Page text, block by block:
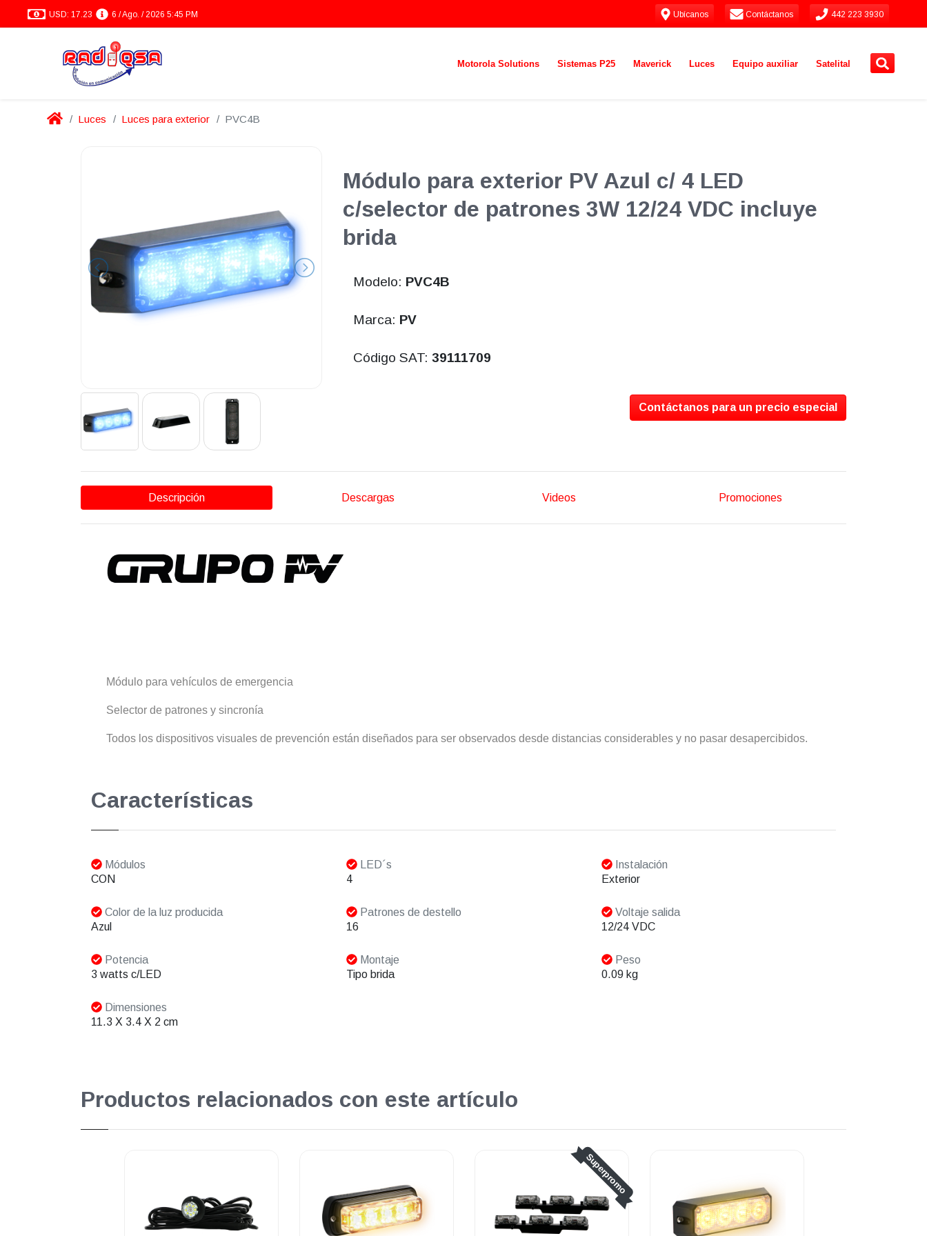
USD: 17.23 6 / Ago. / 2026 5:45 PM Ubícanos Contáctanos 442 223 3930
Motorola Solutions Sistemas P25 Maverick Luces Equipo auxiliar Satelital
Luces Luces para exterior PVC4B
Módulo para exterior PV Azul c/ 4 LED
c/selector de patrones 3W 12/24 VDC incluye
brida
Modelo: PVC4B
Marca: PV
Código SAT: 39111709
Contáctanos para un precio especial
Descripción Descargas Videos Promociones
Módulo para vehículos de emergencia
Selector de patrones y sincronía
Todos los dispositivos visuales de prevención están diseñados para ser observados desde distancias considerables y no pasar desapercibidos.
Características
Módulos
CON
LED´s
4
Instalación
Exterior
Color de la luz producida
Azul
Patrones de destello
16
Voltaje salida
12/24 VDC
Potencia
3 watts c/LED
Montaje
Tipo brida
Peso
0.09 kg
Dimensiones
11.3 X 3.4 X 2 cm
Productos relacionados con este artículo